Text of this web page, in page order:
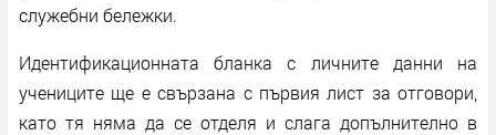
служебни бележки.
Идентификационната бланка с личните данни на
учениците ще е свързана с първия лист за отговори,
като тя няма да се отделя и слага допълнително в